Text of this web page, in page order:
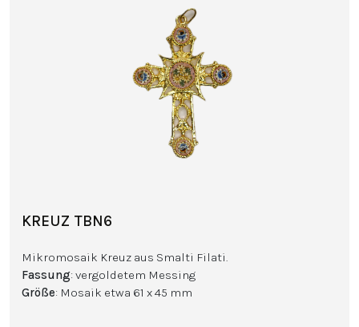
KREUZ TBN6
Mikromosaik Kreuz aus Smalti Filati.
Fassung: vergoldetem Messing
Größe: Mosaik etwa 61 x 45 mm